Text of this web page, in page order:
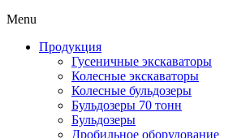
Menu
Продукция
Гусеничные экскаваторы
Колесные экскаваторы
Колесные бульдозеры
Бульдозеры 70 тонн
Бульдозеры
Дробильное оборудование